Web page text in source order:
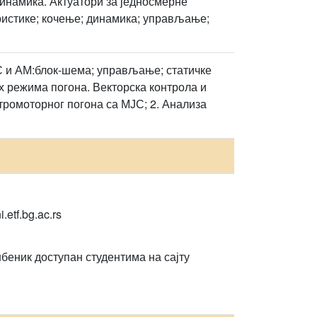
кочење; динамика; управљање;
и АМ:блок-шема; управљање; статичке
режима погона. Векторска контрола и
погона са МЈС; 2. Анализа
доступан студентима на сајту